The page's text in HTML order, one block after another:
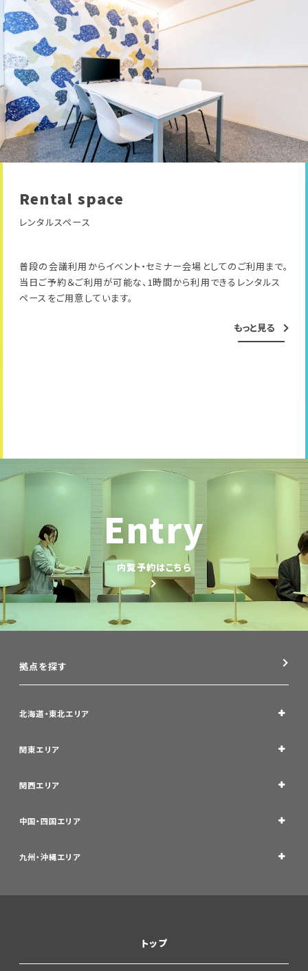
Rental space
レンタルスペース
普段の会議利用からイベント・セミナー会場としてのご利用まで。
当日ご予約＆ご利用が可能な、1時間から利用できるレンタルス
ペースをご用意しています。
もっと見る
Entry
内覧予約はこちら
拠点を探す
北海道・東北エリア
関東エリア
関西エリア
中国・四国エリア
九州・沖縄エリア
トップ